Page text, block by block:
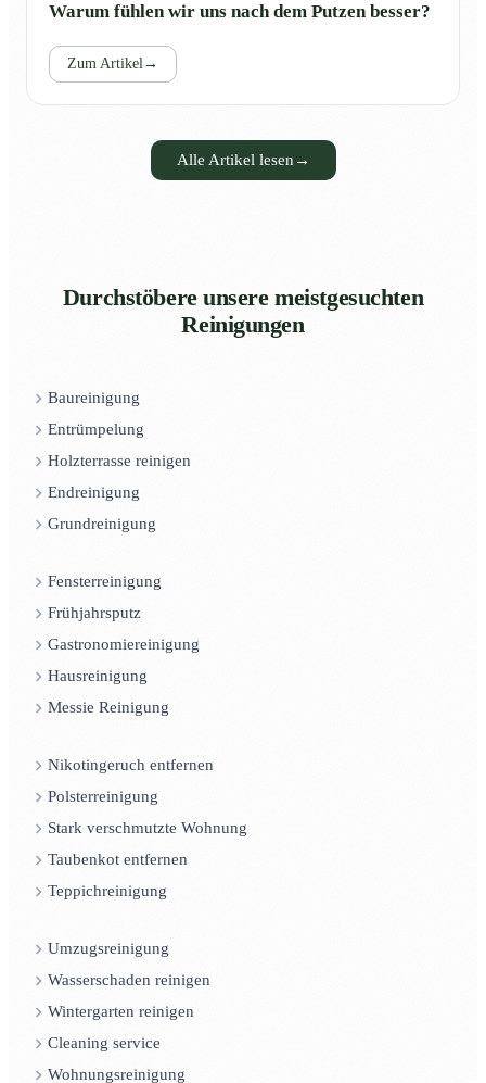
Warum fühlen wir uns nach dem Putzen besser?
Zum Artikel→
Alle Artikel lesen →
Durchstöbere unsere meistgesuchten
Reinigungen
Baureinigung
Entrümpelung
Holzterrasse reinigen
Endreinigung
Grundreinigung
Fensterreinigung
Frühjahrsputz
Gastronomiereinigung
Hausreinigung
Messie Reinigung
Nikotingeruch entfernen
Polsterreinigung
Stark verschmutzte Wohnung
Taubenkot entfernen
Teppichreinigung
Umzugsreinigung
Wasserschaden reinigen
Wintergarten reinigen
Cleaning service
Wohnungsreinigung